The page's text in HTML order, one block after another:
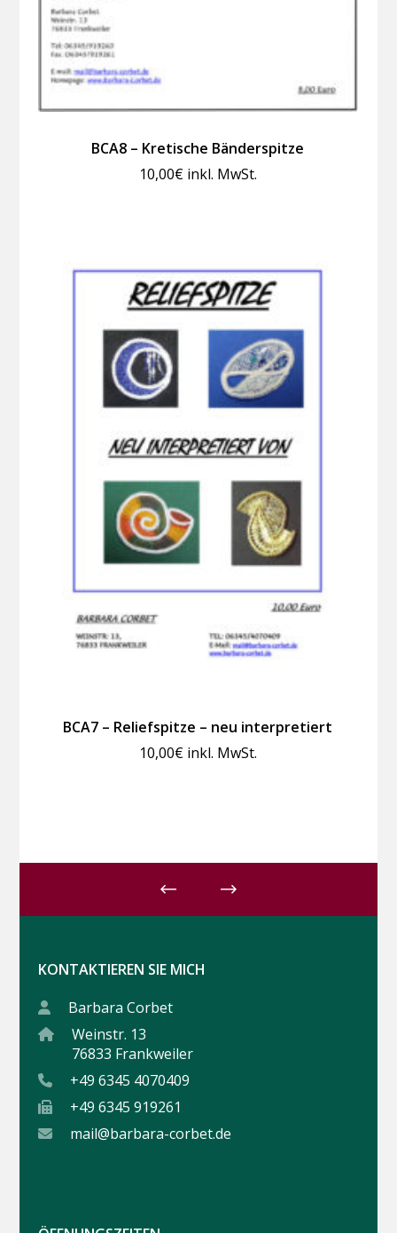
BCA8 – Kretische Bänderspitze
10,00€ inkl. MwSt.
BCA7 – Reliefspitze – neu interpretiert
10,00€ inkl. MwSt.
KONTAKTIEREN SIE MICH
Barbara Corbet
Weinstr. 13
76833 Frankweiler
+49 6345 4070409
+49 6345 919261
mail@barbara-corbet.de